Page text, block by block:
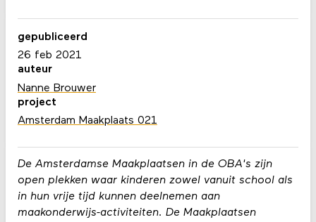
De Amsterdamse Maakplaatsen in de OBA's zijn
open plekken waar kinderen zowel vanuit school als
in hun vrije tijd kunnen deelnemen aan
maakonderwijs-activiteiten. De Maakplaatsen
gepubliceerd
26 feb 2021
auteur
Nanne Brouwer
project
Amsterdam Maakplaats 021